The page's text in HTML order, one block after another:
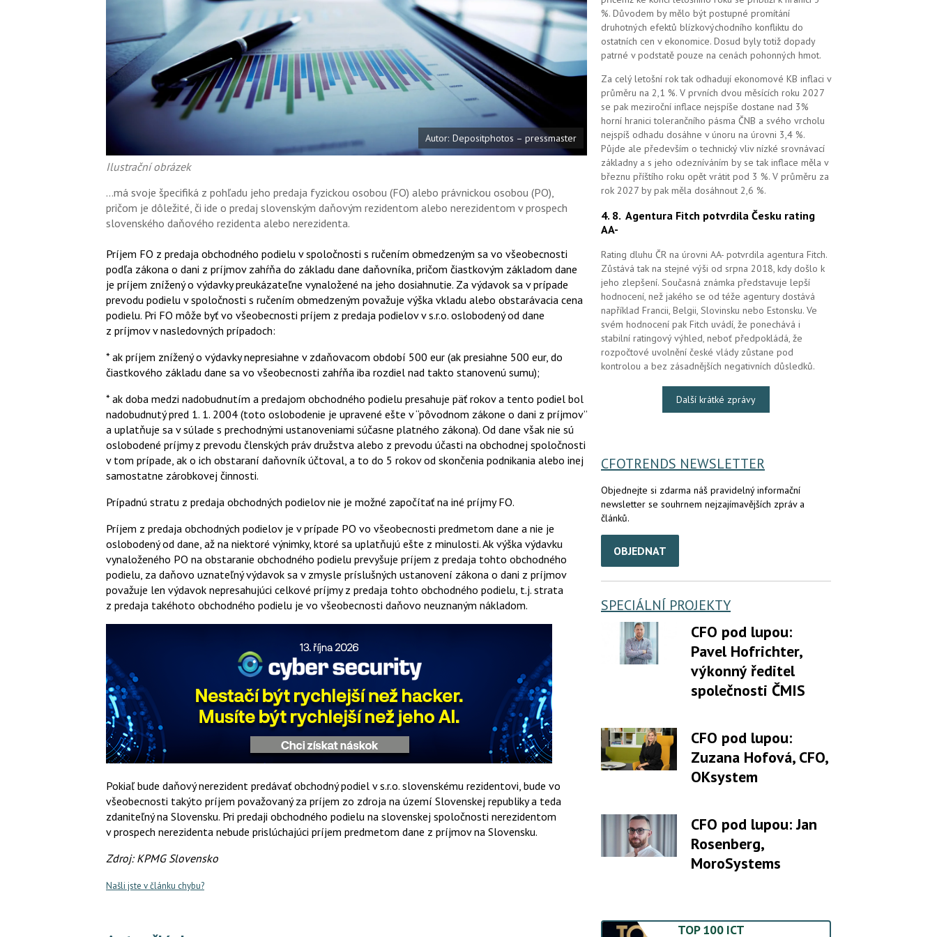
k
u
Autor: Depositphotos – pressmaster
Ilustrační obrázek
…má svoje špecifiká z pohľadu jeho predaja fyzickou osobou (FO) alebo právnickou osobou (PO),
pričom je dôležité, či ide o predaj slovenským daňovým rezidentom alebo nerezidentom v prospech
slovenského daňového rezidenta alebo nerezidenta.
Príjem FO z predaja obchodného podielu v spoločnosti s ručením obmedzeným sa vo všeobecnosti
podľa zákona o dani z príjmov zahŕňa do základu dane daňovníka, pričom čiastkovým základom dane
je príjem znížený o výdavky preukázateľne vynaložené na jeho dosiahnutie. Za výdavok sa v prípade
prevodu podielu v spoločnosti s ručením obmedzeným považuje výška vkladu alebo obstarávacia cena
podielu. Pri FO môže byť vo všeobecnosti príjem z predaja podielov v s.r.o. oslobodený od dane
z príjmov v nasledovných prípadoch:
* ak príjem znížený o výdavky nepresiahne v zdaňovacom období 500 eur (ak presiahne 500 eur, do
čiastkového základu dane sa vo všeobecnosti zahŕňa iba rozdiel nad takto stanovenú sumu);
* ak doba medzi nadobudnutím a predajom obchodného podielu presahuje päť rokov a tento podiel bol
nadobudnutý pred 1. 1. 2004 (toto oslobodenie je upravené ešte v “pôvodnom zákone o dani z príjmov”
a uplatňuje sa v súlade s prechodnými ustanoveniami súčasne platného zákona). Od dane však nie sú
oslobodené príjmy z prevodu členských práv družstva alebo z prevodu účasti na obchodnej spoločnosti
v tom prípade, ak o ich obstaraní daňovník účtoval, a to do 5 rokov od skončenia podnikania alebo inej
samostatne zárobkovej činnosti.
Prípadnú stratu z predaja obchodných podielov nie je možné započítať na iné príjmy FO.
Príjem z predaja obchodných podielov je v prípade PO vo všeobecnosti predmetom dane a nie je
oslobodený od dane, až na niektoré výnimky, ktoré sa uplatňujú ešte z minulosti. Ak výška výdavku
vynaloženého PO na obstaranie obchodného podielu prevyšuje príjem z predaja tohto obchodného
podielu, za daňovo uznateľný výdavok sa v zmysle príslušných ustanovení zákona o dani z príjmov
považuje len výdavok nepresahujúci celkové príjmy z predaja tohto obchodného podielu, t.j. strata
z predaja takéhoto obchodného podielu je vo všeobecnosti daňovo neuznaným nákladom.
Pokiaľ bude daňový nerezident predávať obchodný podiel v s.r.o. slovenskému rezidentovi, bude vo
všeobecnosti takýto príjem považovaný za príjem zo zdroja na území Slovenskej republiky a teda
zdaniteľný na Slovensku. Pri predaji obchodného podielu na slovenskej spoločnosti nerezidentom
v prospech nerezidenta nebude prislúchajúci príjem predmetom dane z príjmov na Slovensku.
Zdroj: KPMG Slovensko
Našli jste v článku chybu?
%. Důvodem by mělo být postupné promítání
druhotných efektů blízkovýchodního konfliktu do
ostatních cen v ekonomice. Dosud byly totiž dopady
patrné v podstatě pouze na cenách pohonných hmot.
Za celý letošní rok tak odhadují ekonomové KB inflaci v
průměru na 2,1 %. V prvních dvou měsících roku 2027
se pak meziroční inflace nejspíše dostane nad 3%
horní hranici tolerančního pásma ČNB a svého vrcholu
nejspíš odhadu dosáhne v únoru na úrovni 3,4 %.
Půjde ale především o technický vliv nízké srovnávací
základny a s jeho odezníváním by se tak inflace měla v
březnu příštího roku opět vrátit pod 3 %. V průměru za
rok 2027 by pak měla dosáhnout 2,6 %.
4. 8. Agentura Fitch potvrdila Česku rating
AA-
Rating dluhu ČR na úrovni AA- potvrdila agentura Fitch.
Zůstává tak na stejné výši od srpna 2018, kdy došlo k
jeho zlepšení. Současná známka představuje lepší
hodnocení, než jakého se od téže agentury dostává
například Francii, Belgii, Slovinsku nebo Estonsku. Ve
svém hodnocení pak Fitch uvádí, že ponechává i
stabilní ratingový výhled, neboť předpokládá, že
rozpočtové uvolnění české vlády zůstane pod
kontrolou a bez zásadnějších negativních důsledků.
Další krátké zprávy
CFOTRENDS NEWSLETTER
Objednejte si zdarma náš pravidelný informační
newsletter se souhrnem nejzajímavějších zpráv a
článků.
OBJEDNAT
SPECIÁLNÍ PROJEKTY
CFO pod lupou:
Pavel Hofrichter,
výkonný ředitel
společnosti ČMIS
CFO pod lupou:
Zuzana Hofová, CFO,
OKsystem
CFO pod lupou: Jan
Rosenberg,
MoroSystems
TOP 100 ICT